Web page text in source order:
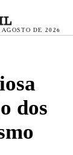
DE 2026
dos